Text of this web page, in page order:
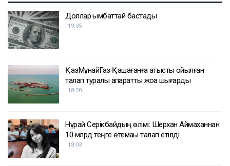
Доллар қымбаттай бастады
19:35
ҚазМұнайГаз Қашағанға қатысты қойылған
талап туралы ақпаратты жоққа шығарды
18:20
Нұрай Серікбайдың өлімі: Шерхан Аймаханнан
10 млрд теңге өтемақы талап етілді
18:03